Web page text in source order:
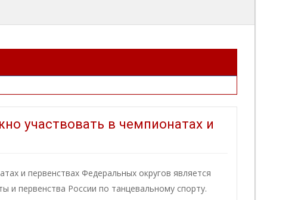
участвовать в чемпионатах и
и первенствах Федеральных округов является
и первенства России по танцевальному спорту.